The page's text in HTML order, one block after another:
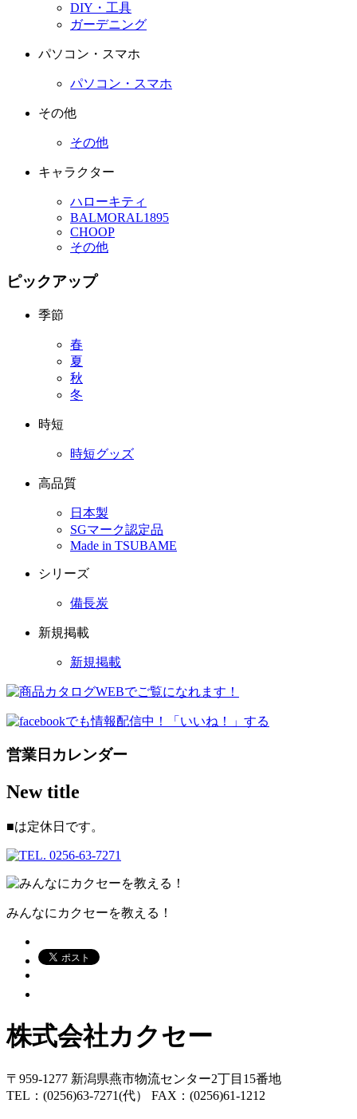
DIY・工具
ガーデニング
パソコン・スマホ
パソコン・スマホ
その他
その他
キャラクター
ハローキティ
BALMORAL1895
CHOOP
その他
ピックアップ
季節
春
夏
秋
冬
時短
時短グッズ
高品質
日本製
SGマーク認定品
Made in TSUBAME
シリーズ
備長炭
新規掲載
新規掲載
営業日カレンダー
New title
■は定休日です。
みんなにカクセーを教える！
株式会社カクセー
〒959-1277 新潟県燕市物流センター2丁目15番地
TEL：(0256)63-7271(代） FAX：(0256)61-1212